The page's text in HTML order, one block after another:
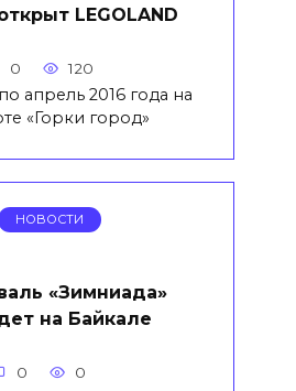
LEGOLAND
0 120
апрель 2016 года на
«Горки город»
НОВОСТИ
«Зимниада»
на Байкале
0 0